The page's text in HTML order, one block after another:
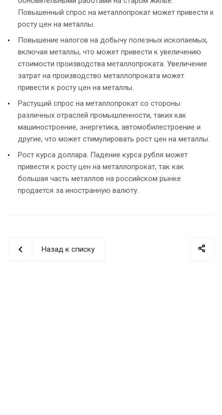
Повышенный спрос на металлопрокат может привести к
росту цен на металлы.
Повышение налогов на добычу полезных ископаемых,
включая металлы, что может привести к увеличению
стоимости производства металлопроката. Увеличение
затрат на производство металлопроката может
привести к росту цен на металлы.
Растущий спрос на металлопрокат со стороны
различных отраслей промышленности, таких как
машиностроение, энергетика, автомобилестроение и
другие, что может стимулировать рост цен на металлы.
Рост курса доллара. Падение курса рубля может
привести к росту цен на металлопрокат, так как
большая часть металлов на российском рынке
продается за иностранную валюту.
Назад к списку